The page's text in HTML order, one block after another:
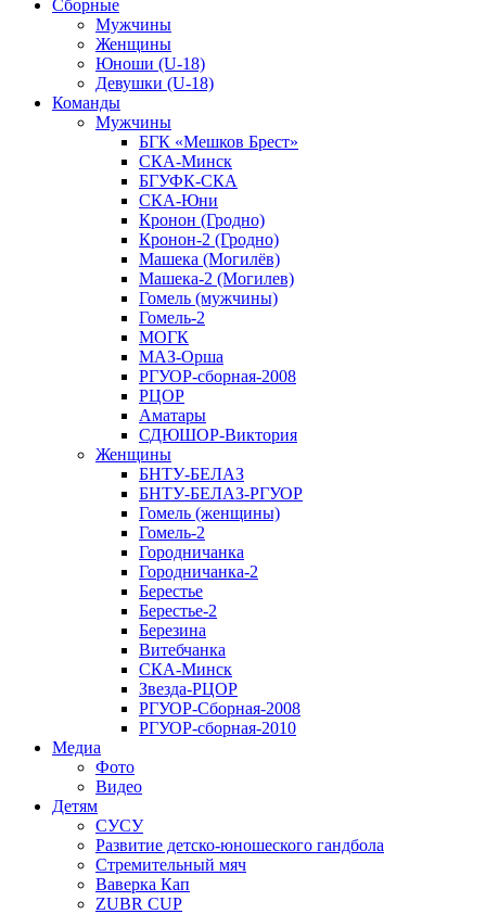
Сборные
Мужчины
Женщины
Юноши (U-18)
Девушки (U-18)
Команды
Мужчины
БГК «Мешков Брест»
СКА-Минск
БГУФК-СКА
СКА-Юни
Кронон (Гродно)
Кронон-2 (Гродно)
Машека (Могилёв)
Машека-2 (Могилев)
Гомель (мужчины)
Гомель-2
МОГК
МАЗ-Орша
РГУОР-сборная-2008
РЦОР
Аматары
СДЮШОР-Виктория
Женщины
БНТУ-БЕЛАЗ
БНТУ-БЕЛАЗ-РГУОР
Гомель (женщины)
Гомель-2
Городничанка
Городничанка-2
Берестье
Берестье-2
Березина
Витебчанка
СКА-Минск
Звезда-РЦОР
РГУОР-Сборная-2008
РГУОР-сборная-2010
Медиа
Фото
Видео
Детям
СУСУ
Развитие детско-юношеского гандбола
Стремительный мяч
Ваверка Кап
ZUBR CUP